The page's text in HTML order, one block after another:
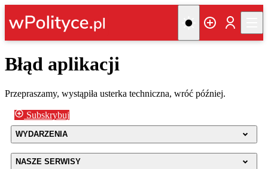
Błąd aplikacji
Przepraszamy, wystąpiła usterka techniczna, wróć później.
Subskrybuj
WYDARZENIA
NASZE SERWISY